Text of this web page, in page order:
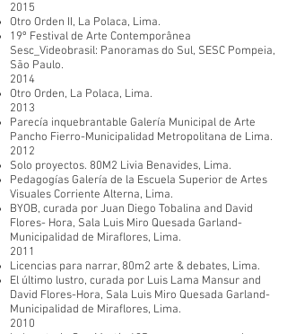
2015
Otro Orden II, La Polaca, Lima.
19º Festival de Arte Contemporânea
Sesc_Videobrasil: Panoramas do Sul, SESC Pompeia,
São Paulo.
2014
Otro Orden, La Polaca, Lima.
2013
Parecía inquebrantable Galería Municipal de Arte
Pancho Fierro-Municipalidad Metropolitana de Lima.
2012
Solo proyectos. 80M2 Livia Benavides, Lima.
Pedagogías Galería de la Escuela Superior de Artes
Visuales Corriente Alterna, Lima.
BYOB, curada por Juan Diego Tobalina and David
Flores- Hora, Sala Luis Miro Quesada Garland-
Municipalidad de Miraflores, Lima.
2011
Licencias para narrar, 80m2 arte & debates, Lima.
El último lustro, curada por Luis Lama Mansur and
David Flores-Hora, Sala Luis Miro Quesada Garland-
Municipalidad de Miraflores, Lima.
2010